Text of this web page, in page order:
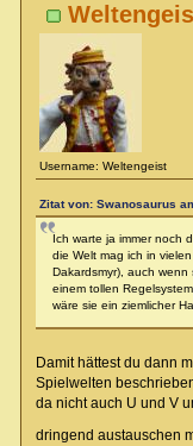
Username: Weltengeist
Zitat von: Swanosaurus
Ich warte ja immer noch
die Welt mag ich in
Dakardsmyr), auch
einem tollen
wäre sie ein ziemlicher
Damit hättest du dann
Spielwelten
da nicht auch U und V
dringend austauschen